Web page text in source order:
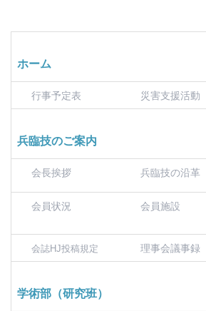
ホーム
行事予定表 災害支援活動
兵臨技のご案内
会長挨拶 兵臨技の沿革
会員状況 会員施設
会誌HJ投稿規定 理事会議事録
学術部（研究班）